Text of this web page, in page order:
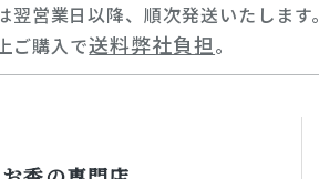
営業日以降、順次発送いたします。
ご購入で送料弊社負担。